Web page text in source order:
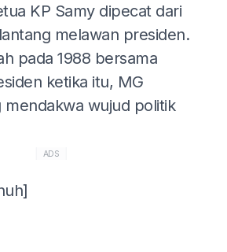
KP Samy dipecat dari
melawan presiden.
pada 1988 bersama
ketika itu, MG
mendakwa wujud politik
ADS